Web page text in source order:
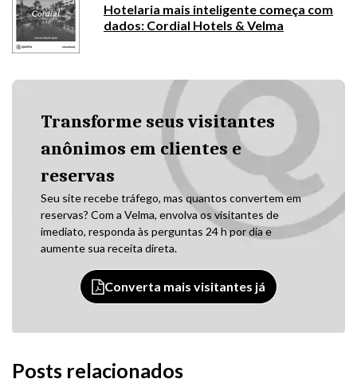
Hotelaria mais inteligente começa com
dados: Cordial Hotels & Velma
Transforme seus visitantes
anônimos em clientes e
reservas
Seu site recebe tráfego, mas quantos convertem em
reservas? Com a Velma, envolva os visitantes de
imediato, responda às perguntas 24 h por dia e
aumente sua receita direta.
Converta mais visitantes já
Posts relacionados